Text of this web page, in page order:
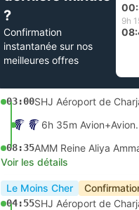
?
Confirmation
instantanée sur nos
meilleures offres
9h
03:00SHJ Aéroport de
6h 35m Avion+Avion.
08:35AMM Reine Aliya
Voir les détails
Le Moins Cher
04:55SHJ Aéroport de